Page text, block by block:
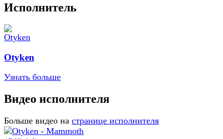
Исполнитель
Otyken
Узнать больше
Видео исполнителя
Больше видео на странице исполнителя